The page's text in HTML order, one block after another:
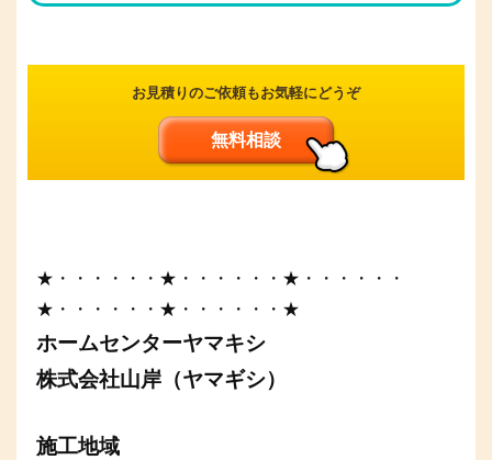
お見積りのご依頼もお気軽にどうぞ
無料相談
★・・・・・・★・・・・・・★・・・・・・
★・・・・・・★・・・・・・★
ホームセンターヤマキシ
株式会社山岸（ヤマギシ）
施工地域